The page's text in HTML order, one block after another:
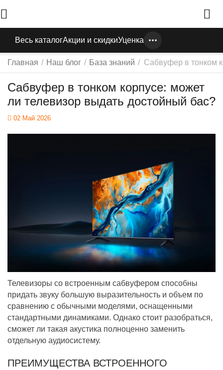
Весь каталогАкции и скидкиУценка
Главная / Наш блог / База знаний / Сабвуфер в тонком
Сабвуфер в тонком корпусе: может
ли телевизор выдать достойный бас?
02 Май 2026
Телевизоры со встроенным сабвуфером способны
придать звуку большую выразительность и объем по
сравнению с обычными моделями, оснащенными
стандартными динамиками. Однако стоит разобраться,
сможет ли такая акустика полноценно заменить
отдельную аудиосистему.
ПРЕИМУЩЕСТВА ВСТРОЕННОГО